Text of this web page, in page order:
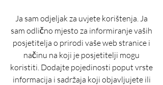
Ja sam odjeljak za uvjete korištenja. Ja
sam odlično mjesto za informiranje vaših
posjetitelja o prirodi vaše web stranice i
načinu na koji je posjetitelji mogu
koristiti. Dodajte pojedinosti poput vrste
informacija i sadržaja koji objavljujete ili